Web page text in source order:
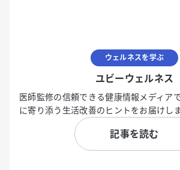
ウェルネスを学ぶ
ユビーウェルネス
医師監修の信頼できる健康情報メディア
に寄り添う生活改善のヒントをお届けしま
記事を読む